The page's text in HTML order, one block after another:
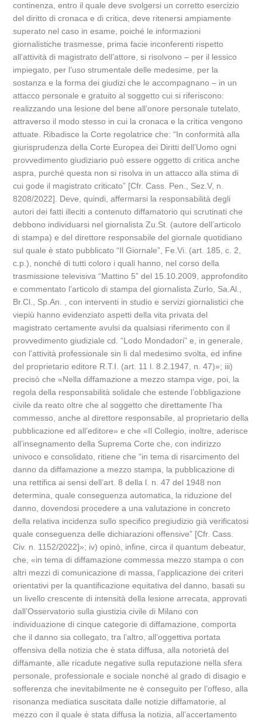
continenza, entro il quale deve svolgersi un corretto esercizio
del diritto di cronaca e di critica, deve ritenersi ampiamente
superato nel caso in esame, poiché le informazioni
giornalistiche trasmesse, prima facie inconferenti rispetto
all’attività di magistrato dell’attore, si risolvono – per il lessico
impiegato, per l’uso strumentale delle medesime, per la
sostanza e la forma dei giudizi che le accompagnano – in un
attacco personale e gratuito al soggetto cui si riferiscono:
realizzando una lesione del bene all’onore personale tutelato,
attraverso il modo stesso in cui la cronaca e la critica vengono
attuate. Ribadisce la Corte regolatrice che: “In conformità alla
giurisprudenza della Corte Europea dei Diritti dell’Uomo ogni
provvedimento giudiziario può essere oggetto di critica anche
aspra, purché questa non si risolva in un attacco alla stima di
cui gode il magistrato criticato” [Cfr. Cass. Pen., Sez.V, n.
8208/2022]. Deve, quindi, affermarsi la responsabilità degli
autori dei fatti illeciti a contenuto diffamatorio qui scrutinati che
debbono individuarsi nel giornalista Zu.St. (autore dell’articolo
di stampa) e del direttore responsabile del giornale quotidiano
sul quale è stato pubblicato “Il Giornale”, Fe.Vi. (art. 185, c. 2,
c.p.), nonché di tutti coloro i quali hanno, nel corso della
trasmissione televisiva “Mattino 5” del 15.10.2009, approfondito
e commentato l’articolo di stampa del giornalista Zurlo, Sa.Al.,
Br.Cl., Sp.An. , con interventi in studio e servizi giornalistici che
viepiù hanno evidenziato aspetti della vita privata del
magistrato certamente avulsi da qualsiasi riferimento con il
provvedimento giudiziale cd. “Lodo Mondadori” e, in generale,
con l’attività professionale sin lì dal medesimo svolta, ed infine
del proprietario editore R.T.I. (art. 11 l. 8.2.1947, n. 47)»; iii)
precisò che «Nella diffamazione a mezzo stampa vige, poi, la
regola della responsabilità solidale che estende l’obbligazione
civile da reato oltre che al soggetto che direttamente l’ha
commesso, anche al direttore responsabile, al proprietario della
pubblicazione ed all’editore» e che «Il Collegio, inoltre, aderisce
all’insegnamento della Suprema Corte che, con indirizzo
univoco e consolidato, ritiene che “in tema di risarcimento del
danno da diffamazione a mezzo stampa, la pubblicazione di
una rettifica ai sensi dell’art. 8 della l. n. 47 del 1948 non
determina, quale conseguenza automatica, la riduzione del
danno, dovendosi procedere a una valutazione in concreto
della relativa incidenza sullo specifico pregiudizio già verificatosi
quale conseguenza delle dichiarazioni offensive” [Cfr. Cass.
Civ. n. 1152/2022]»; iv) opinò, infine, circa il quantum debeatur,
che, «in tema di diffamazione commessa mezzo stampa o con
altri mezzi di comunicazione di massa, l’applicazione dei criteri
orientativi per la quantificazione equitativa del danno, basati su
un livello crescente di intensità della lesione arrecata, approvati
dall’Osservatorio sulla giustizia civile di Milano con
individuazione di cinque categorie di diffamazione, comporta
che il danno sia collegato, tra l’altro, all’oggettiva portata
offensiva della notizia che è stata diffusa, alla notorietà del
diffamante, alle ricadute negative sulla reputazione nella sfera
personale, professionale e sociale nonché al grado di disagio e
sofferenza che inevitabilmente ne è conseguito per l’offeso, alla
risonanza mediatica suscitata dalle notizie diffamatorie, al
mezzo con il quale è stata diffusa la notizia, all’accertamento